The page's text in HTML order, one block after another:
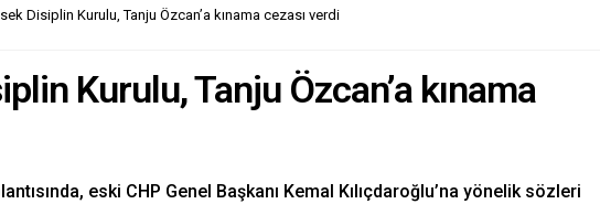
Disiplin Kurulu, Tanju Özcan’a kınama cezası verdi
Kurulu, Tanju Özcan’a kınama
eski CHP Genel Başkanı Kemal Kılıçdaroğlu’na yönelik sözleri